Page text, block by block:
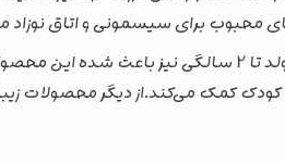
محبوب برای سیسمونی و اتاق
دوام بالا، لطافت مناسب و قابلیت استفاده
کمک می‌کند.از دیگر محصولات